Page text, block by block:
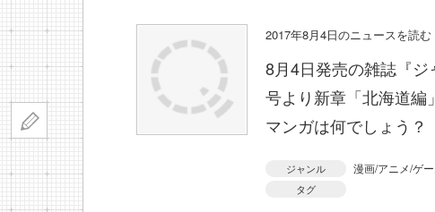
2017年8月4日のニュースを読
8月4日発売の雑誌『
号より新章「北海道編
マンガは何でしょう？
ジャンル 漫画/アニメ/ゲ
タグ